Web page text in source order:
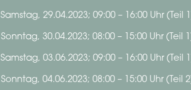
Samstag, 29.04.2023; 09:00 – 16:00 Uhr (Teil
Sonntag, 30.04.2023; 08:00 – 15:00 Uhr (Teil
Samstag, 03.06.2023; 09:00 – 16:00 Uhr (Teil
Sonntag, 04.06.2023; 08:00 – 15:00 Uhr (Teil